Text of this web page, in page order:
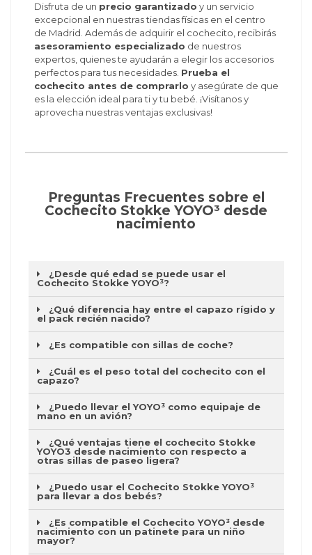
Disfruta de un precio garantizado y un servicio
excepcional en nuestras tiendas físicas en el centro
de Madrid. Además de adquirir el cochecito, recibirás
asesoramiento especializado de nuestros
expertos, quienes te ayudarán a elegir los accesorios
perfectos para tus necesidades. Prueba el
cochecito antes de comprarlo y asegúrate de que
es la elección ideal para ti y tu bebé. ¡Visítanos y
aprovecha nuestras ventajas exclusivas!
Preguntas Frecuentes sobre el
Cochecito Stokke YOYO³ desde
nacimiento
¿Desde qué edad se puede usar el
Cochecito Stokke YOYO³?
¿Qué diferencia hay entre el capazo rígido y
el pack recién nacido?
¿Es compatible con sillas de coche?
¿Cuál es el peso total del cochecito con el
capazo?
¿Puedo llevar el YOYO³ como equipaje de
mano en un avión?
¿Qué ventajas tiene el cochecito Stokke
YOYO3 desde nacimiento con respecto a
otras sillas de paseo ligera?
¿Puedo usar el Cochecito Stokke YOYO³
para llevar a dos bebés?
¿Es compatible el Cochecito YOYO³ desde
nacimiento con un patinete para un niño
mayor?